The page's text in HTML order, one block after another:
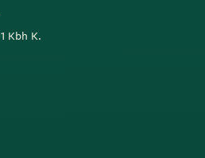
Kbh K.